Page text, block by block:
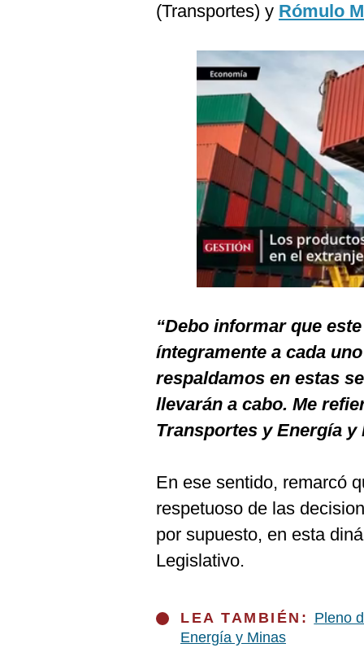
(Transportes) y Rómulo
“Debo informar que
íntegramente a cada
respaldamos en estas
llevarán a cabo. Me
Transportes y Energía y
En ese sentido, remarcó
respetuoso de las
por supuesto, en esta
Legislativo.
LEA TAMBIÉN: Pleno
Energía y Minas